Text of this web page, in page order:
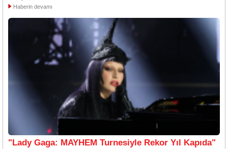
Haberin devamı
"Lady Gaga: MAYHEM Turnesiyle Rekor Yıl Kapıda"